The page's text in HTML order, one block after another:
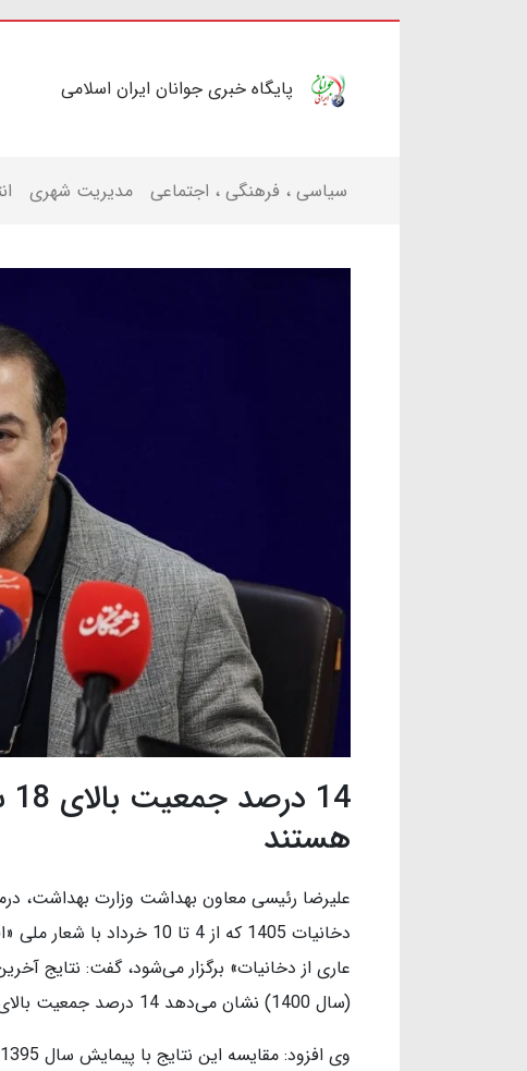
پایگاه خبری جوانان ایران اسلامی
سیاسی ، فرهنگی ، اجتماعی مدیریت شهری
هستند
علیرضا رئیسی معاون بهداشت وزارت بهداشت،
دخانیات 1405 که از 4 تا 10
عاری از دخانیات» برگزار می‌شود، گفت: نتایج
(سال 1400) نشان می‌دهد 14 درصد جمعیت بالای 18 سال مصرف‌کننده دخانیات هستند.